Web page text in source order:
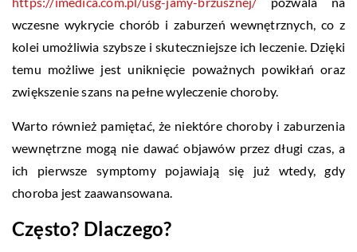
wczesne wykrycie chorób i zaburzeń wewnętrznych, co z
kolei umożliwia szybsze i skuteczniejsze ich leczenie. Dzięki
temu możliwe jest uniknięcie poważnych powikłań oraz
zwiększenie szans na pełne wyleczenie choroby.
Warto również pamiętać, że niektóre choroby i zaburzenia
wewnętrzne mogą nie dawać objawów przez długi czas, a
ich pierwsze symptomy pojawiają się już wtedy, gdy
choroba jest zaawansowana.
Często? Dlaczego?